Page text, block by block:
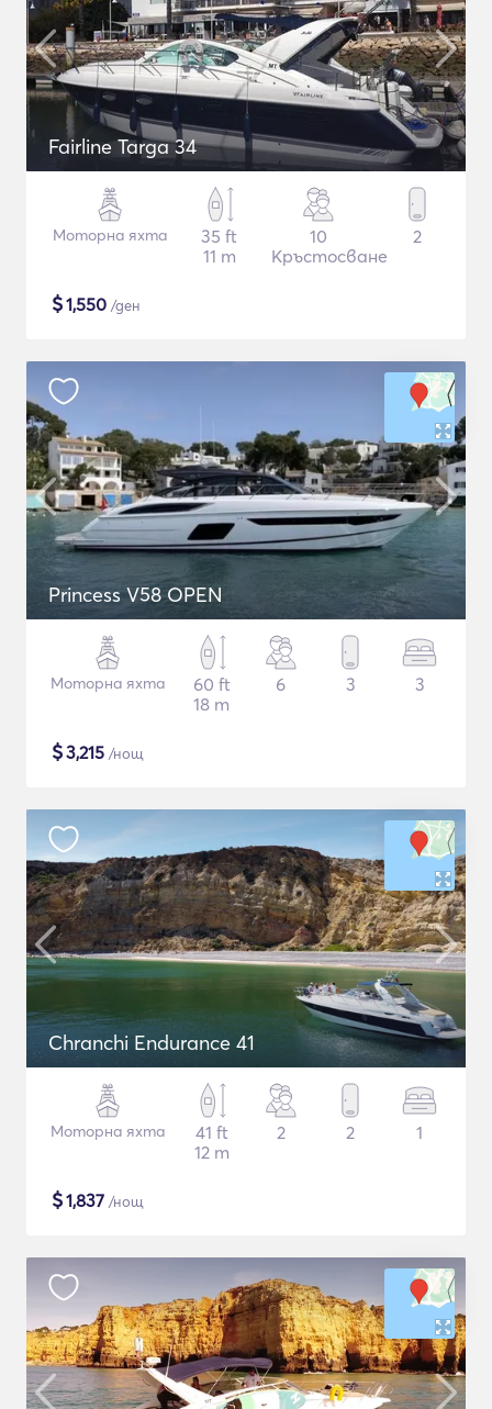
Fairline Targa 34
Моторна яхта
35 ft
11 m
10
Кръстосване
2
$1,550 /ден
Princess V58 OPEN
Моторна яхта
60 ft
18 m
6 3 3
$3,215 /нощ
Chranchi Endurance 41
Моторна яхта
41 ft
12 m
2 2 1
$1,837 /нощ